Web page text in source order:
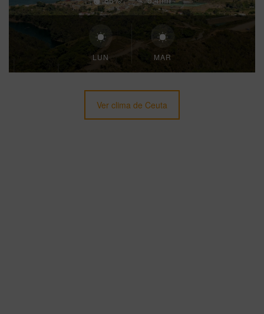
LUN MAR
Ver clima de Ceuta